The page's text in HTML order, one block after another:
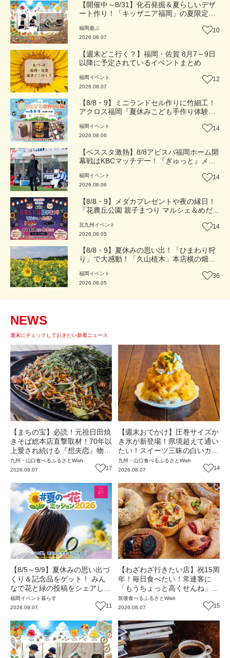
【開催中～8/31】化石発掘＆夏らしいデザ
ート作り！「キッザニア福岡」の夏限定ア
福岡遊ぶ
2026.08.07
10
【週末どこ行く？】福岡・佐賀 8月7～9日
以降に予定されているイベントまとめ
福岡 イベント
2026.08.07
12
【8/8・9】ミニランドセル作りに竹細工！
アクロス福岡『夏休みこども手作り体験』
中央区）【イベント】
福岡 イベント
2026.08.06
14
【ベススタ激熱】8/8アビスパ福岡ホーム開
幕戦はKBCマッチデー！『ぎゅっと』メン
福岡 イベント
2026.08.06
14
【8/8・9】メダカプレゼントや夜の縁日！
『花農丘公園 親子まつり マルシェ＆めだ
北九州 イベント
2026.08.05
14
【8/8・9】夏休みの思い出！「ひまわり狩
り」で大感動！「久山植木」本店横の畑で
福岡 イベント
2026.08.05
36
NEWS
週末にチェックしておきたい新着ニュース
【まちの宝】必読！元祖日田焼
きそば総本店直撃取材！70年以
上愛され続ける『想夫恋』物語
～パリパリの一皿を焼き続けて
～（大分・日田市）【まち歩
九州・山口食べる ふるさとWish
2026.08.07
17
【週末おでかけ】圧巻サイズか
き氷が新登場！県境超えて通い
たい！スイーツ三昧の白いカフ
ェ『cafebiyori（カフェビヨ
リ）』（大分・日田市）【まち
九州・山口食べる ふるさとWish
2026.08.07
14
【8/5～9/9】夏休みの思い出づ
くり＆記念品をゲット！ みん
なで花と緑の投稿をシェアしな
がら 「夏の一花ミッション」
にチャレンジ【一人一花はなき
福岡 イベント暮らす
2026.08.07
11
【わざわざ行きたい店】祝15周
年！毎日食べたい！常連客に
「もうちょっと高くせんね」と
言われる名物パン屋！パンと雑
貨とおいしいもの『ニコパン』
筑後食べるふるさとWish
2026.08.07
15